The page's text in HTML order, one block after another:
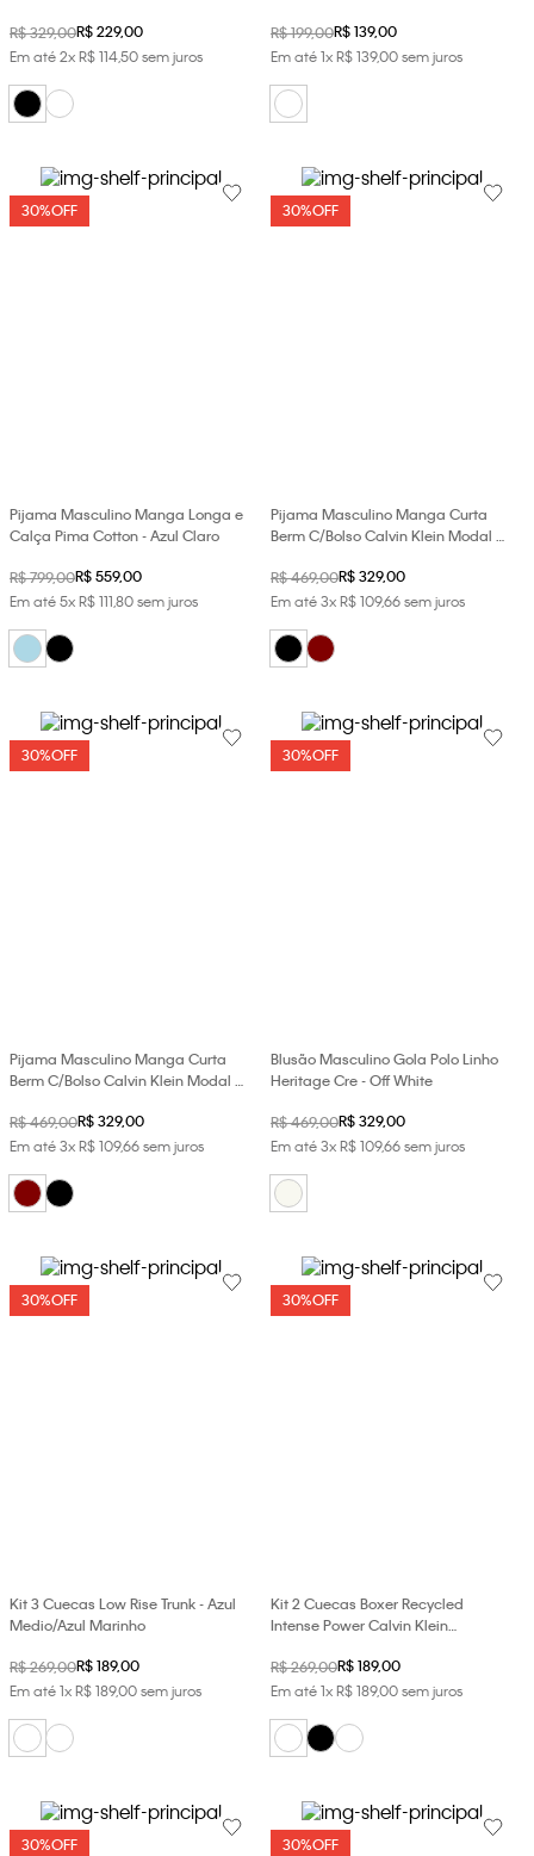
R$329,00R$229,00
Em até2xR$11450sem juros
R$199,00R$139,00
Em até1xR$139,00sem juros
30%OFF
Pijama Masculino Manga Longa e
Calça Pima Cotton - Azul Claro
R$799,00R$559,00
Em até5xR$11180sem juros
30%OFF
Pijama Masculino Manga Curta
Berm C/Bolso Calvin Klein Modal -
R$469,00R$329,00
Em até3xR$109,66sem juros
30%OFF
Pijama Masculino Manga Curta
Berm C/Bolso Calvin Klein Modal -
R$469,00R$329,00
Em até3xR$109,66sem juros
30%OFF
Blusão Masculino Gola Polo Linho
Heritage Cre - Off White
R$469,00R$329,00
Em até3xR$109,66sem juros
30%OFF
Kit 3 Cuecas Low Rise Trunk - Azul
Medio/Azul Marinho
R$269,00R$189,00
Em até1xR$189,00sem juros
30%OFF
Kit 2 Cuecas Boxer Recycled
Intense Power Calvin Klein
R$269,00R$189,00
Em até1xR$189,00sem juros
30%OFF 30%OFF